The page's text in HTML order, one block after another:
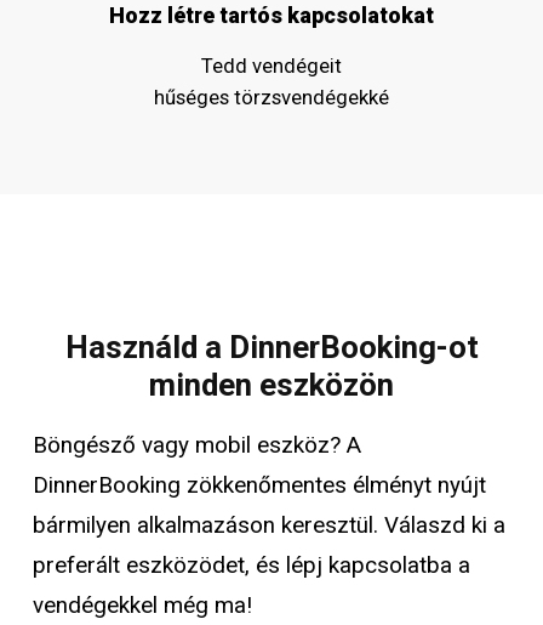
Hozz létre tartós kapcsolatokat
Tedd vendégeit
hűséges törzsvendégekké
Használd a DinnerBooking-ot
minden eszközön
Böngésző vagy mobil eszköz? A
DinnerBooking zökkenőmentes élményt nyújt
bármilyen alkalmazáson keresztül. Válaszd ki a
preferált eszközödet, és lépj kapcsolatba a
vendégekkel még ma!